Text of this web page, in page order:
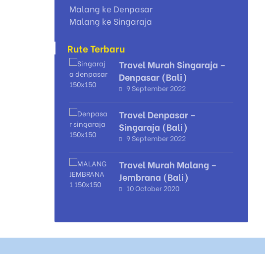
Malang ke Denpasar
Malang ke Singaraja
Rute Terbaru
Travel Murah Singaraja –
Denpasar (Bali)
9 September 2022
Travel Denpasar –
Singaraja (Bali)
9 September 2022
Travel Murah Malang –
Jembrana (Bali)
10 October 2020